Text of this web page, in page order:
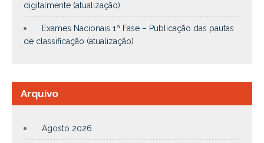
digitalmente (atualização)
Exames Nacionais 1ª Fase – Publicação das pautas
de classificação (atualização)
Arquivo
Agosto 2026